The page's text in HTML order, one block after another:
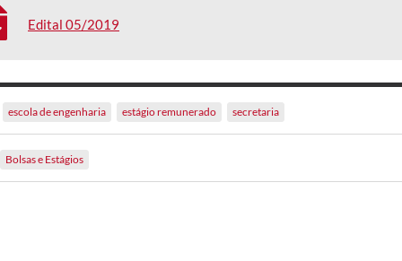
Edital 05/2019
escola de engenharia estágio remunerado secretaria
Bolsas e Estágios